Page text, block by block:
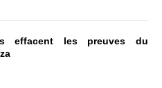
effacent les preuves du